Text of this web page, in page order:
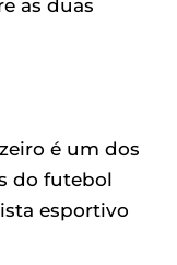
as duas
é um dos
do futebol
esportivo